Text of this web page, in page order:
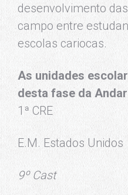
desenvolvimento
campo entre
escolas cariocas.
As unidades
desta fase da
1ª CRE
E.M. Estados Unidos
9º Cast